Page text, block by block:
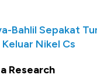
Bahlil Sepakat
Nikel Cs
Research